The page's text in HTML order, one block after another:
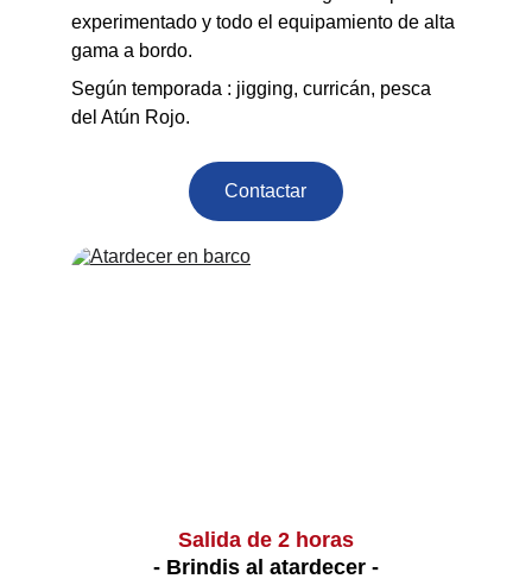
experimentado y todo el equipamiento de alta
gama a bordo.
Según temporada : jigging, curricán, pesca
del Atún Rojo.
Salida de 2 horas
- Brindis al atardecer -
Contactar